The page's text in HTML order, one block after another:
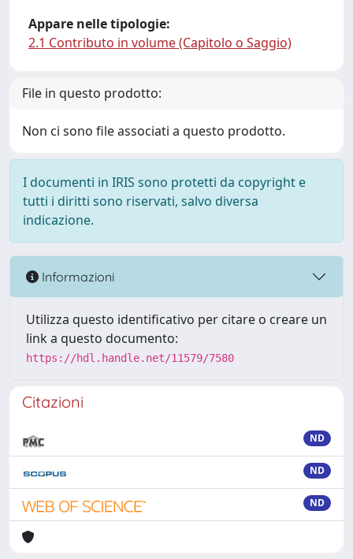
Appare nelle tipologie:
2.1 Contributo in volume (Capitolo o Saggio)
File in questo prodotto:
Non ci sono file associati a questo prodotto.
I documenti in IRIS sono protetti da copyright e
tutti i diritti sono riservati, salvo diversa
indicazione.
Informazioni
Utilizza questo identificativo per citare o creare un
link a questo documento:
https://hdl.handle.net/11579/7580
Citazioni
ND
ND
ND